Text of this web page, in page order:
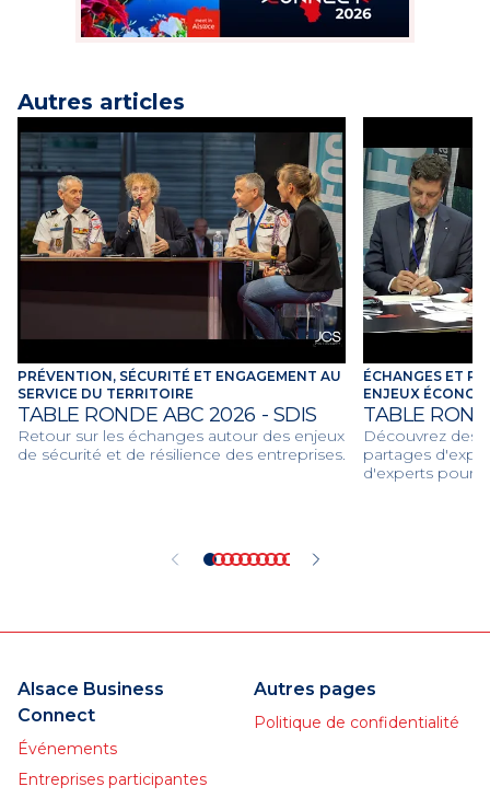
Autres articles
PRÉVENTION, SÉCURITÉ ET ENGAGEMENT AU
SERVICE DU TERRITOIRE
TABLE RONDE ABC 2026 - SDIS
Retour sur les échanges autour des enjeux
de sécurité et de résilience des entreprises.
ÉCHANGES ET
ENJEUX
TABLE
Découvrez des
partages
d'experts pour
Alsace Business
Connect
Événements
Entreprises participantes
Autres pages
Politique de confidentialité